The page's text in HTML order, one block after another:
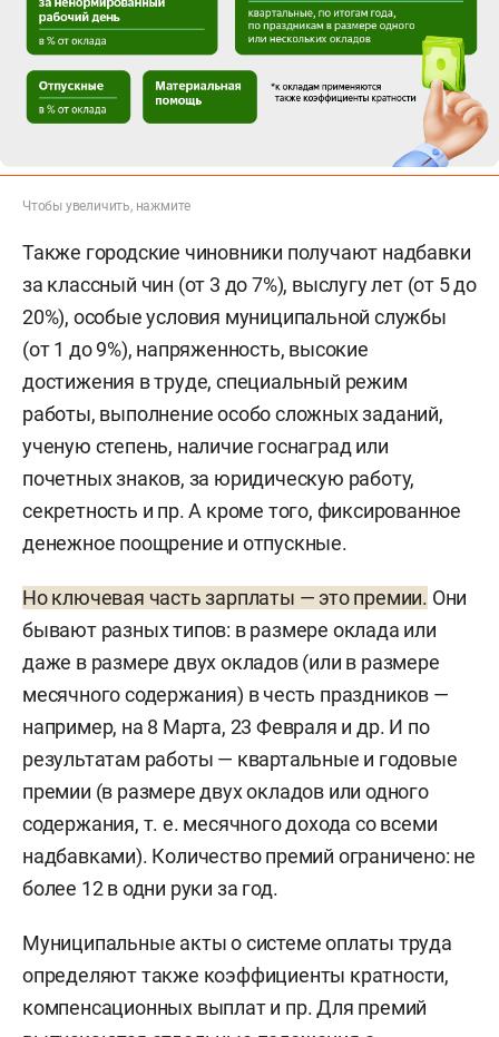
Чтобы увеличить, нажмите
Также городские чиновники получают надбавки
за классный чин (от 3 до 7%), выслугу лет (от 5 до
20%), особые условия муниципальной службы
(от 1 до 9%), напряженность, высокие
достижения в труде, специальный режим
работы, выполнение особо сложных заданий,
ученую степень, наличие госнаград или
почетных знаков, за юридическую работу,
секретность и пр. А кроме того, фиксированное
денежное поощрение и отпускные.
Но ключевая часть зарплаты — это премии. Они
бывают разных типов: в размере оклада или
даже в размере двух окладов (или в размере
месячного содержания) в честь праздников —
например, на 8 Марта, 23 Февраля и др. И по
результатам работы — квартальные и годовые
премии (в размере двух окладов или одного
содержания, т. е. месячного дохода со всеми
надбавками). Количество премий ограничено: не
более 12 в одни руки за год.
Муниципальные акты о системе оплаты труда
определяют также коэффициенты кратности,
компенсационных выплат и пр. Для премий